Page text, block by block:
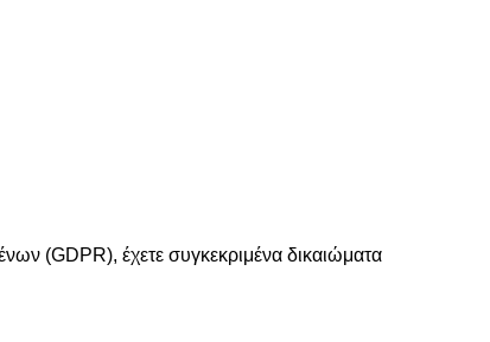
(GDPR), έχετε συγκεκριμένα δικαιώματα